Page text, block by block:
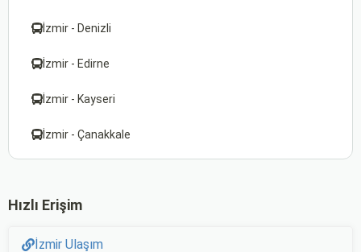
İzmir - Denizli
İzmir - Edirne
İzmir - Kayseri
İzmir - Çanakkale
Hızlı Erişim
İzmir Ulaşım